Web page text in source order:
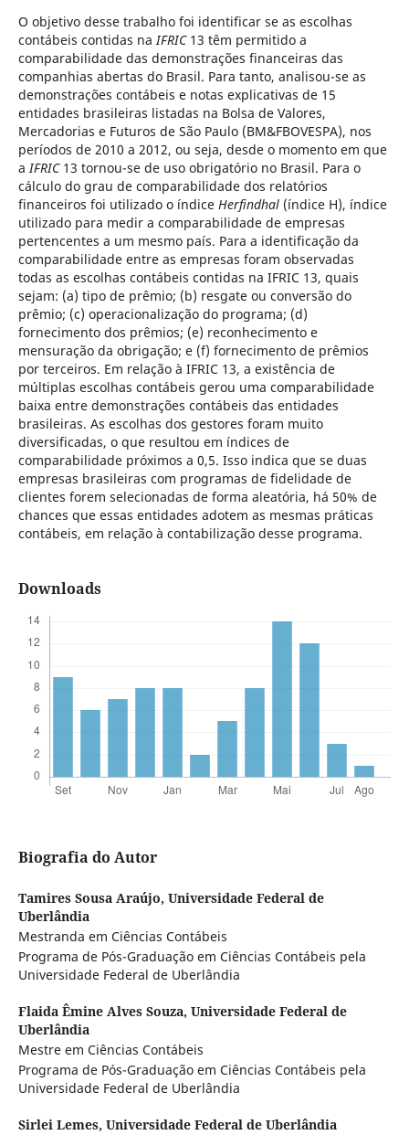
O objetivo desse trabalho foi identificar se as escolhas
contábeis contidas naIFRIC13 têm permitido a
comparabilidade das demonstrações financeiras das
companhias abertas do Brasil. Para tanto, analisou-se as
demonstrações contábeis e notas explicativas de 15
entidades brasileiras listadas na Bolsa de Valores,
Mercadorias e Futuros de São Paulo (BM&FBOVESPA), nos
períodos de 2010 a 2012, ou seja, desde o momento em que
aIFRIC13 tornou-se de uso obrigatório no Brasil. Para o
cálculo do grau de comparabilidade dos relatórios
financeiros foi utilizado o índice Herfindhal (índice H), índice
utilizado para medir a comparabilidade de empresas
pertencentes a um mesmo país. Para a identificação da
comparabilidade entre as empresas foram observadas
todas as escolhas contábeis contidas na IFRIC 13, quais
sejam: (a) tipo de prêmio; (b) resgate ou conversão do
prêmio; (c) operacionalização do programa; (d)
fornecimento dos prêmios; (e) reconhecimento e
mensuração da obrigação; e (f) fornecimento de prêmios
por terceiros. Em relação à IFRIC 13, a existência de
múltiplas escolhas contábeis gerou uma comparabilidade
baixa entre demonstrações contábeis das entidades
brasileiras. As escolhas dos gestores foram muito
diversificadas, o que resultou em índices de
comparabilidade próximos a 0,5. Isso indica que se duas
empresas brasileiras com programas de fidelidade de
clientes forem selecionadas de forma aleatória, há 50% de
chances que essas entidades adotem as mesmas práticas
contábeis, em relação à contabilização desse programa.
Downloads
Biografia do Autor
Tamires Sousa Araújo, Universidade Federal de
Uberlândia
Mestranda em Ciências Contábeis
Programa de Pós-Graduação em Ciências Contábeis pela
Universidade Federal de Uberlândia
Flaida Êmine Alves Souza, Universidade Federal de
Uberlândia
Mestre em Ciências Contábeis
Programa de Pós-Graduação em Ciências Contábeis pela
Universidade Federal de Uberlândia
Sirlei Lemes, Universidade Federal de Uberlândia